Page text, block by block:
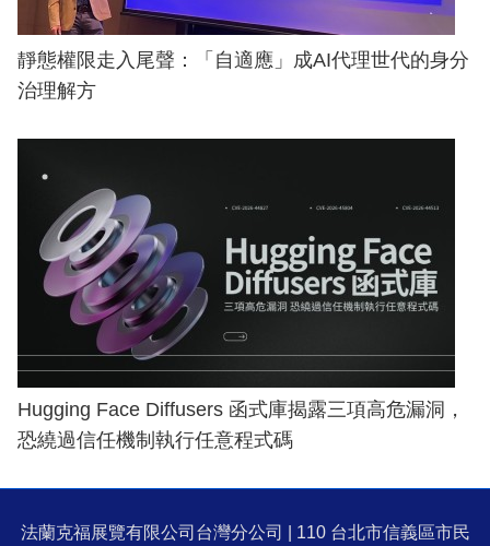
靜態權限走入尾聲：「自適應」成AI代理世代的身分
治理解方
Hugging Face Diffusers 函式庫揭露三項高危漏洞，
恐繞過信任機制執行任意程式碼
法蘭克福展覽有限公司台灣分公司 | 110 台北市信義區市民